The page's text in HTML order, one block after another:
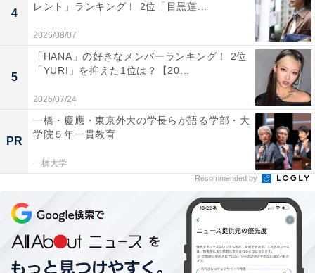
4
レント」ランキング！ 2位「目黒蓮...
2026/08/07
5
「HANA」の好きなメンバーランキング！ 2位
「YURI」を抑えた1位は？【20...
2026/07/24
PR
一橋・慶應・東京外大の学長らが語る学部・大
学院５年一貫教育
一橋大学
Recommended by